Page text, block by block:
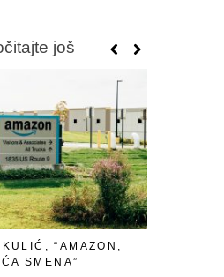
još
“AMAZON,
SMENA”